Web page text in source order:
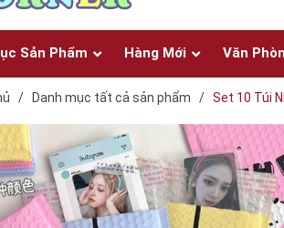
Sản Phẩm Hàng Mới Văn
/ Danh mục tất cả sản phẩm / Set 10 Túi